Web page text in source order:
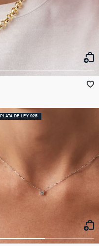
PLATA DE LEY 925